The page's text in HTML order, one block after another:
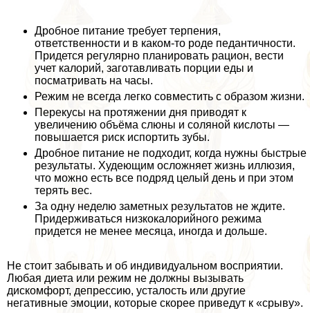
Дробное питание требует терпения,
ответственности и в каком-то роде педантичности.
Придется регулярно планировать рацион, вести
учет калорий, заготавливать порции еды и
посматривать на часы.
Режим не всегда легко совместить с образом жизни.
Перекусы на протяжении дня приводят к
увеличению объёма слюны и соляной кислоты —
повышается риск испортить зубы.
Дробное питание не подходит, когда нужны быстрые
результаты. Худеющим осложняет жизнь иллюзия,
что можно есть все подряд целый день и при этом
терять вес.
За одну неделю заметных результатов не ждите.
Придерживаться низкокалорийного режима
придется не менее месяца, иногда и дольше.
Не стоит забывать и об индивидуальном восприятии.
Любая диета или режим не должны вызывать
дискомфорт, депрессию, усталость или другие
негативные эмоции, которые скорее приведут к «срыву».